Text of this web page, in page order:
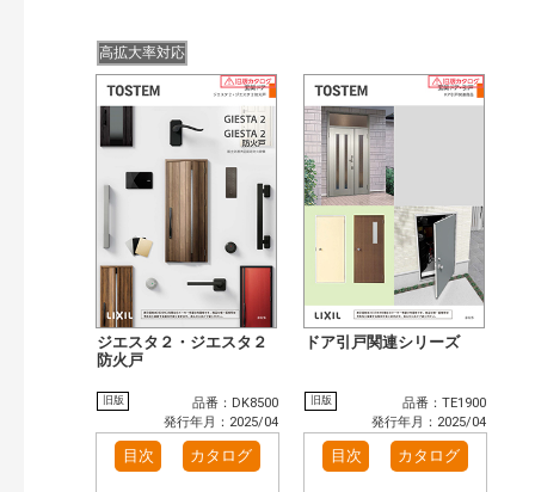
高拡大率対応
ジエスタ２・ジエスタ２
防火戸
旧版
品番：DK8500
発行年月：2025/04
目次 カタログ
ドア引戸関連シリーズ
旧版
品番：TE1900
発行年月：2025/04
目次 カタログ